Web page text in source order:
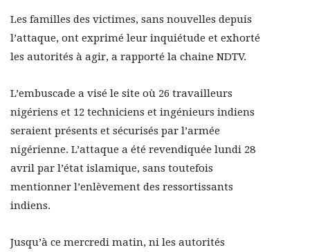
Les familles des victimes, sans nouvelles depuis
l’attaque, ont exprimé leur inquiétude et exhorté
les autorités à agir, a rapporté la chaine NDTV.
L’embuscade a visé le site où 26 travailleurs
nigériens et 12 techniciens et ingénieurs indiens
seraient présents et sécurisés par l’armée
nigérienne. L’attaque a été revendiquée lundi 28
avril par l’état islamique, sans toutefois
mentionner l’enlèvement des ressortissants
indiens.
Jusqu’à ce mercredi matin, ni les autorités